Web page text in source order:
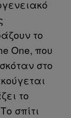
το
One, που
στο
το
σπίτι